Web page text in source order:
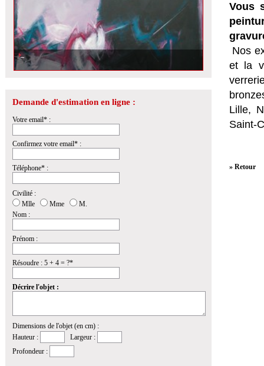
Demande d'estimation en ligne :
Votre email* :
Confirmez votre email* :
Téléphone* :
Civilité :
Mlle
Mme
M.
Nom :
Prénom :
Résoudre : 5 + 4 = ?*
Décrire l'objet :
Dimensions de l'objet (en cm) :
Hauteur :
Largeur :
Profondeur :
Vous
Nos
et la
Lille,
Saint-
» Retour